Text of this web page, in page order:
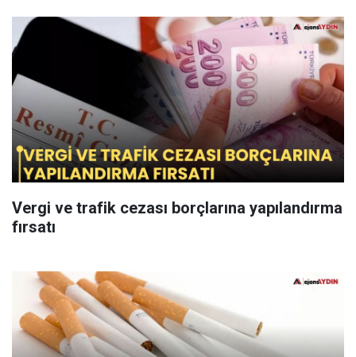
Vergi ve trafik cezası borçlarına yapılandırma
fırsatı